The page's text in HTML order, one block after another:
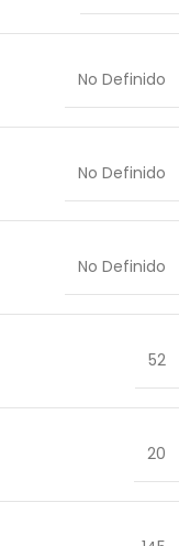
No Definido
No Definido
No Definido
52
20